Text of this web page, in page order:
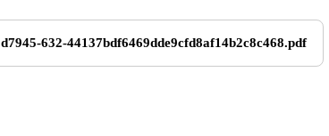
d7945-632-44137bdf6469dde9cfd8af14b2c8c468.pdf